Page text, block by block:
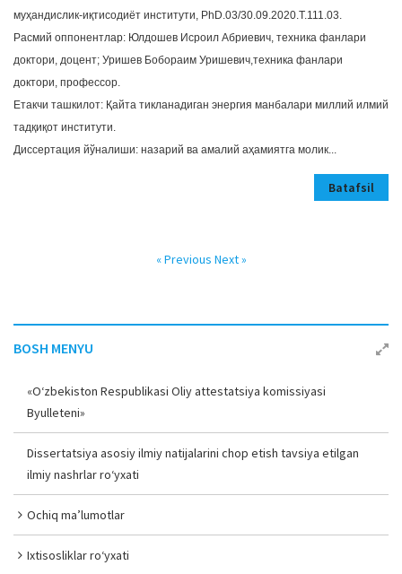
муҳандислик-иқтисодиёт институти, PhD.03/30.09.2020.T.111.03.
Расмий оппонентлар: Юлдошев Исроил Абриевич, техника фанлари
доктори, доцент; Уришев Бобораим Уришевич,техника фанлари
доктори, профессор.
Етакчи ташкилот: Қайта тикланадиган энергия манбалари миллий илмий
тадқиқот институти.
Диссертация йўналиши: назарий ва амалий аҳамиятга молик...
Batafsil
« Previous Next »
BOSH MENYU
«O‘zbekiston Respublikasi Oliy attestatsiya komissiyasi
Byulleteni»
Dissertatsiya asosiy ilmiy natijalarini chop etish tavsiya etilgan
ilmiy nashrlar ro‘yxati
Ochiq ma’lumotlar
Ixtisosliklar ro‘yxati